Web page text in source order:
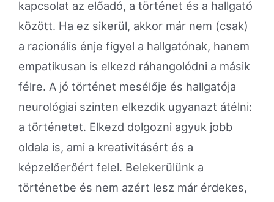
kapcsolat az előadó, a történet és a hallgató
között. Ha ez sikerül, akkor már nem (csak)
a racionális énje figyel a hallgatónak, hanem
empatikusan is elkezd ráhangolódni a másik
félre. A jó történet mesélője és hallgatója
neurológiai szinten elkezdik ugyanazt átélni:
a történetet. Elkezd dolgozni agyuk jobb
oldala is, ami a kreativitásért és a
képzelőerőért felel. Belekerülünk a
történetbe és nem azért lesz már érdekes,